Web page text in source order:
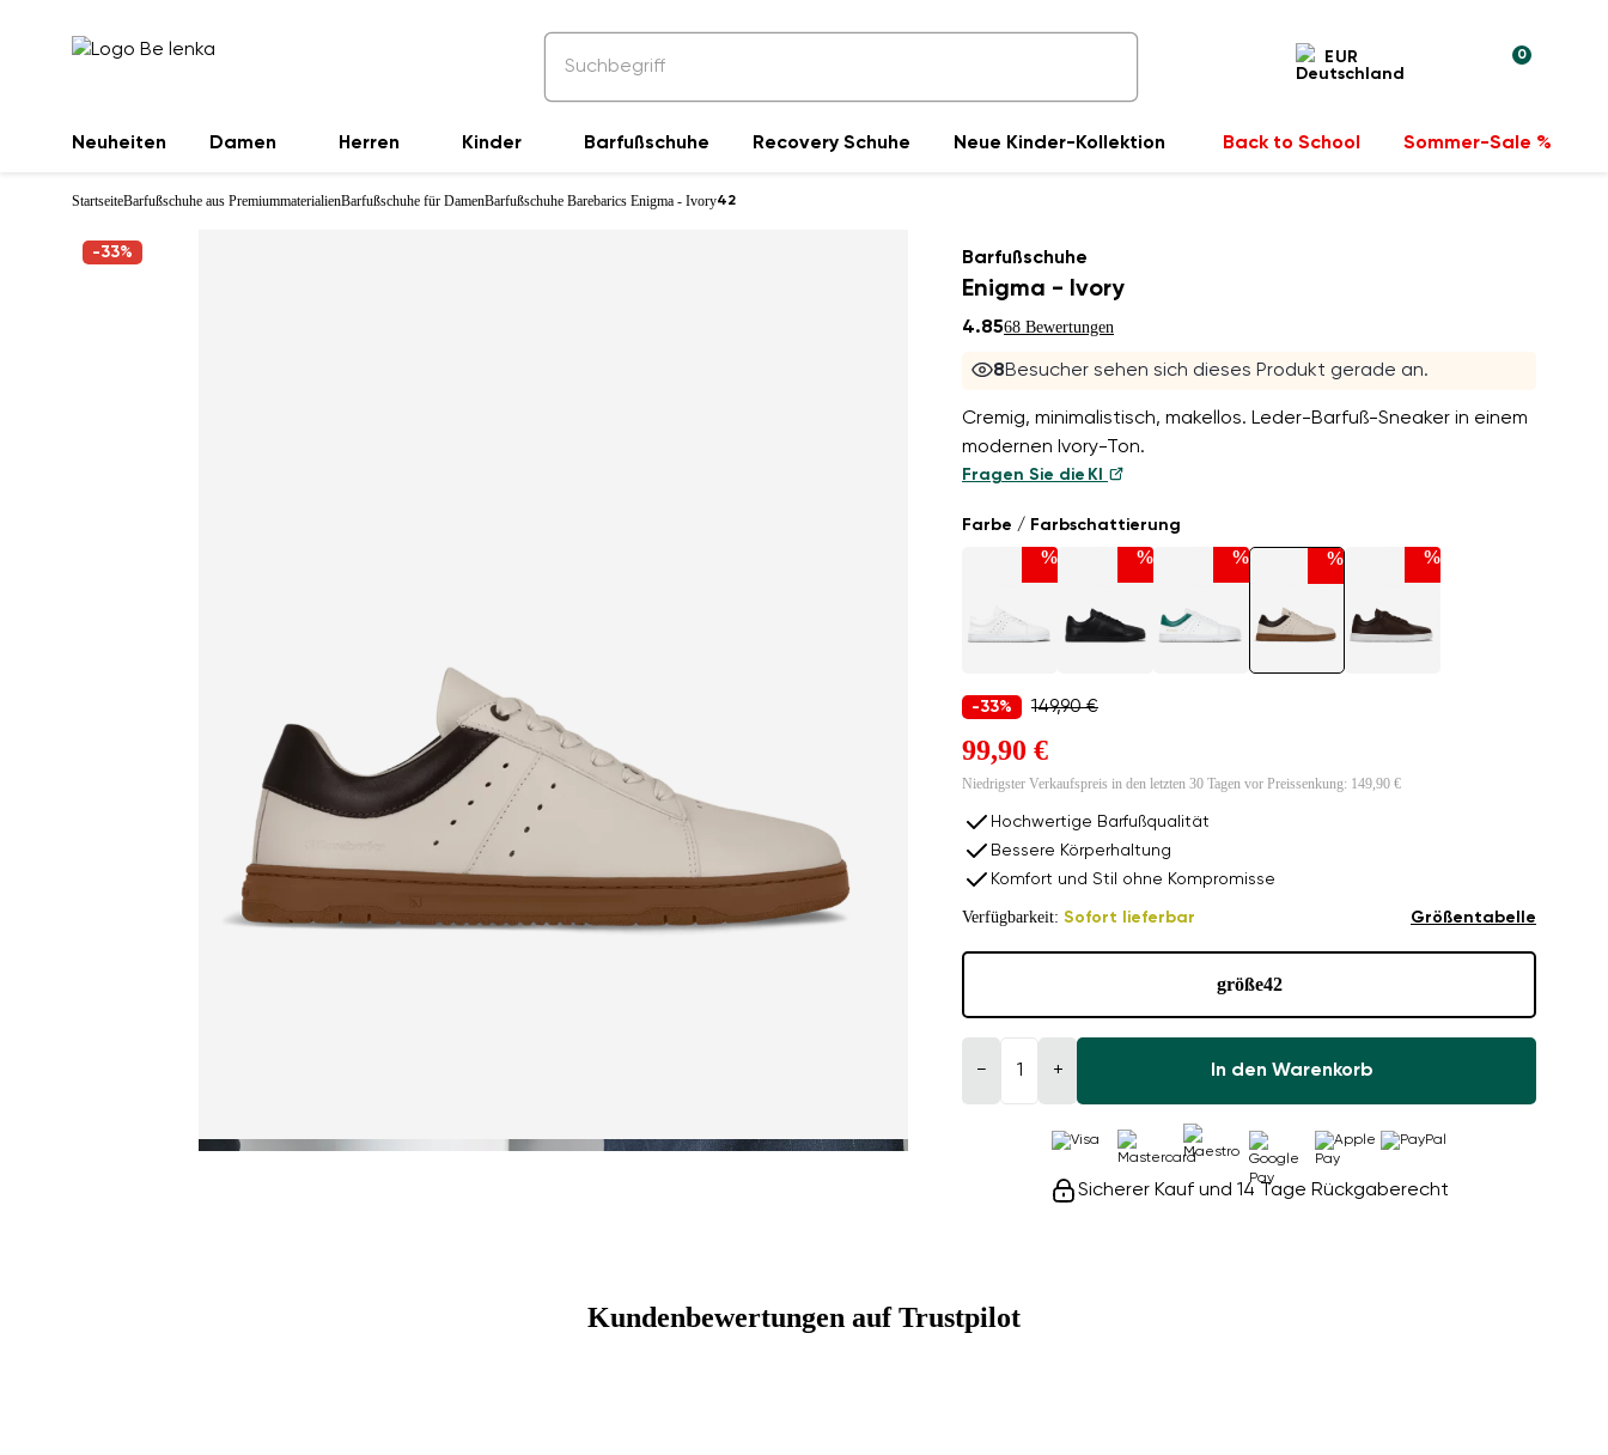
EUR 0
Neuheiten Damen Herren Kinder Barfußschuhe Recovery Schuhe Neue Kinder-Kollektion Back to School Sommer-Sale %
StartseiteBarfußschuhe aus PremiummaterialienBarfußschuhe für DamenBarfußschuhe Barebarics Enigma - Ivory42
-33% Barfußschuhe
Enigma - Ivory
4.8568 Bewertungen
8Besucher sehen sich dieses Produkt gerade an.
Cremig, minimalistisch, makellos. Leder-Barfuß-Sneaker in einem
modernen Ivory-Ton.
Fragen Sie die KI
Farbe / Farbschattierung
% % % % %
-33% 149,90 €
99,90 €
Niedrigster Verkaufspreis in den letzten 30 Tagen vor Preissenkung: 149,90 €
Hochwertige Barfußqualität
Bessere Körperhaltung
Komfort und Stil ohne Kompromisse
Verfügbarkeit: Sofort lieferbar Größentabelle
größe42
− + In den Warenkorb
Sicherer Kauf und 14 Tage Rückgaberecht
Kundenbewertungen auf Trustpilot